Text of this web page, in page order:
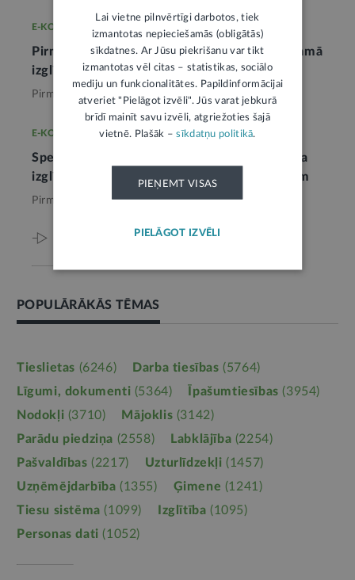
E-KONSULTĀCIJA
Pirmsskolas izglītības skolotājam nepieciešamā
izglītība
Pirms 5 mēnešiem, Pirmsskola
E-KONSULTĀCIJA
Speciālo zināšanu bērnu tiesībās atjaunošana
izglītības iestādes tehniskajiem darbiniekiem
Pirms 8 mēnešiem, Pirmsskola
Viss par šo tēmu
POPULĀRĀKĀS TĒMAS
Tieslietas (6246) Darba tiesības (5764)
Līgumi, dokumenti (5364) Īpašumtiesības (3954)
Nodokļi (3710) Mājoklis (3142)
Parādu piedziņa (2558) Labklājība (2254)
Pašvaldības (2217) Uzturlīdzekļi (1457)
Uzņēmējdarbība (1355) Ģimene (1241)
Tiesu sistēma (1099) Izglītība (1095)
Personas dati (1052)
Lai vietne pilnvērtīgi darbotos, tiek
izmantotas nepieciešamās (obligātās)
sīkdatnes. Ar Jūsu piekrišanu var tikt
izmantotas vēl citas – statistikas, sociālo
mediju un funkcionalitātes. Papildinformācijai
atveriet "Pielāgot izvēli". Jūs varat jebkurā
brīdī mainīt savu izvēli, atgriežoties šajā
vietnē. Plašāk –sīkdatņu politikā.
PIEŅEMT VISAS
PIELĀGOT IZVĒLI